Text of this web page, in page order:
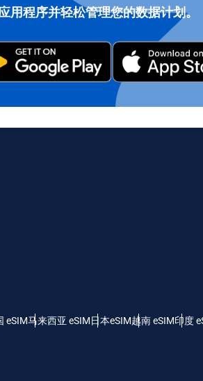
用程序并轻松管理您的数据计划。
eSIM马来西亚 eSIM日本eSIM越南 eSIM印度
עברית
PHP - 菲律宾比索
AUD - 澳元（$）